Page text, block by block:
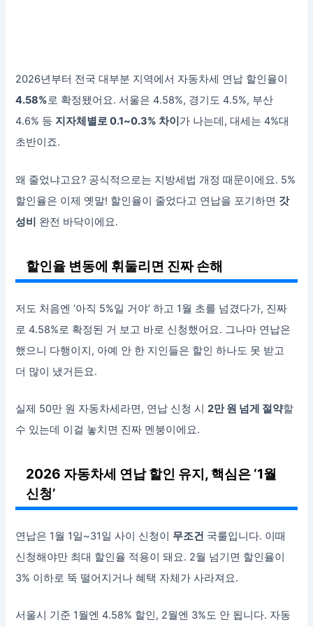
2026년부터 전국 대부분 지역에서 자동차세 연납 할인율이
4.58%로 확정됐어요. 서울은 4.58%, 경기도 4.5%, 부산
4.6% 등 지자체별로 0.1~0.3% 차이 가 나는데, 대세는 4%대
초반이죠.
왜 줄었냐고요? 공식적으로는 지방세법 개정 때문이에요. 5%
할인율은 이제 옛말! 할인율이 줄었다고 연납을 포기하면 갓
성비 완전 바닥이에요.
할인율 변동에 휘둘리면 진짜 손해
저도 처음엔 ‘아직 5%일 거야’ 하고 1월 초를 넘겼다가, 진짜
로 4.58%로 확정된 거 보고 바로 신청했어요. 그나마 연납은
했으니 다행이지, 아예 안 한 지인들은 할인 하나도 못 받고
더 많이 냈거든요.
실제 50만 원 자동차세라면, 연납 신청 시2만 원 넘게 절약할
수 있는데 이걸 놓치면 진짜 멘붕이에요.
2026 자동차세 연납 할인 유지, 핵심은 ‘1월
신청’
연납은 1월 1일~31일 사이 신청이 무조건 국룰입니다. 이때
신청해야만 최대 할인율 적용이 돼요. 2월 넘기면 할인율이
3% 이하로 뚝 떨어지거나 혜택 자체가 사라져요.
서울시 기준 1월엔 4.58% 할인, 2월엔 3%도 안 됩니다. 자동